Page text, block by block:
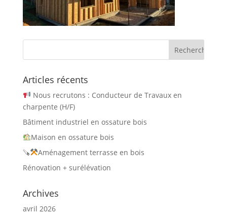
Articles récents
Nous recrutons : Conducteur de Travaux en
charpente (H/F)
Bâtiment industriel en ossature bois
Maison en ossature bois
🪚
Aménagement terrasse en bois
Rénovation + surélévation
Archives
avril 2026